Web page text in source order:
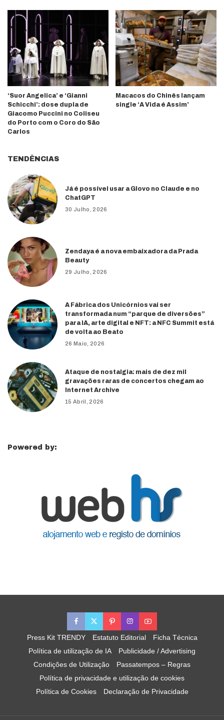
‘Suor Angelica’ e ‘Gianni
Schicchi’: dose dupla de
Giacomo Puccini no Coliseu
do Porto com o Coro do São
Carlos
Macacos do Chinês lançam
single ‘A Vida é Assim’
TENDÊNCIAS
Já é possível usar a Glovo no Claude e no
ChatGPT
30 Julho, 2026
Zendaya é a nova embaixadora da Prada
Beauty
29 Julho, 2026
A Fábrica dos Unicórnios vai ser
transformada num “parque de diversões”
para IA, arte digital e NFT: a NFC Summit está
de volta ao Beato
26 Maio, 2026
Ataque de nostalgia: mais de dez mil
gravações raras de concertos chegam ao
Internet Archive
15 Abril, 2026
Powered by:
Press Kit TRENDY Estatuto Editorial
Ficha Técnica
Política de utilização de IA
Publicidade / Advertising
Condições de Utilização
Passatempos – Regras
Política de privacidade e utilização de cookies
Política de Cookies
Declaração de Privacidade